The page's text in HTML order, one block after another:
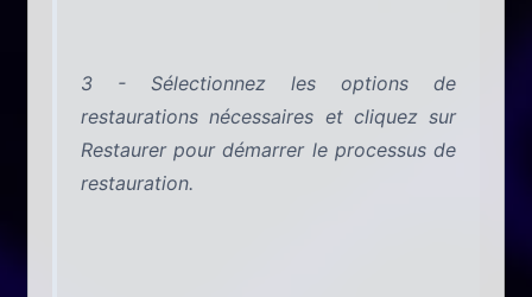
3 - Sélectionnez les options de
restaurations nécessaires et cliquez sur
Restaurer pour démarrer le processus de
restauration.